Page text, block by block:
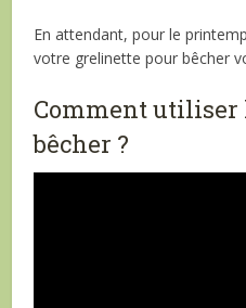
En attendant, pour le
votre grelinette pour bêcher
Comment utiliser
bêcher ?